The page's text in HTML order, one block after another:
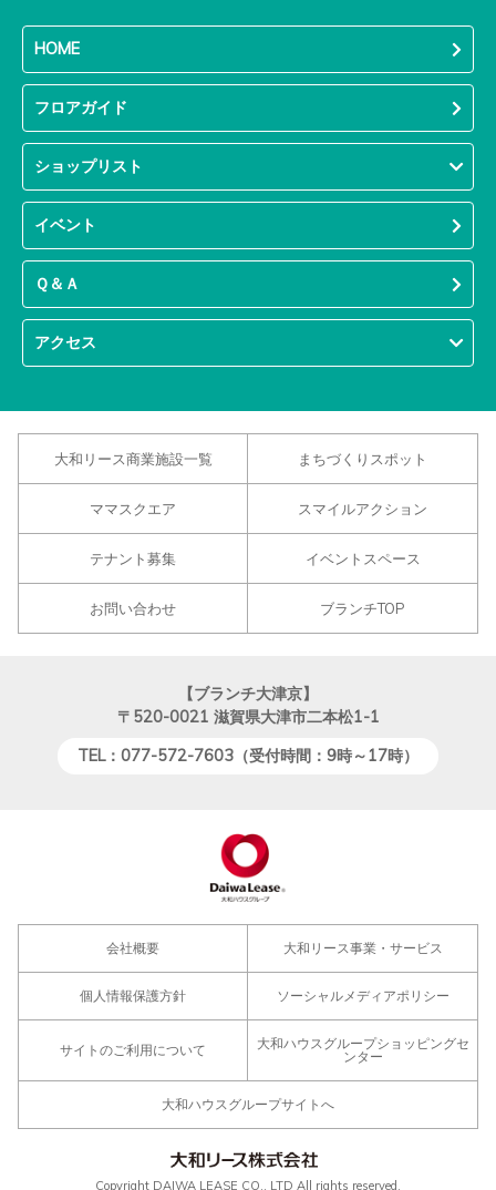
HOME
フロアガイド
ショップリスト
イベント
Ｑ＆Ａ
アクセス
大和リース商業施設一覧 まちづくりスポット
ママスクエア スマイルアクション
テナント募集 イベントスペース
お問い合わせ ブランチTOP
【ブランチ大津京】
〒520-0021 滋賀県大津市二本松1-1
TEL：077-572-7603（受付時間：9時～17時）
会社概要 大和リース事業・サービス
個人情報保護方針 ソーシャルメディアポリシー
サイトのご利用について
大和ハウスグループショッピングセ
ンター
大和ハウスグループサイトへ
Copyright DAIWA LEASE CO., LTD All rights reserved.